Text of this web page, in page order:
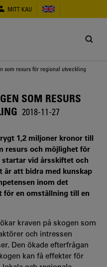
MITT KAU
som resurs för regional utveckling
SOM RESURS
2018-11-27
1,2 miljoner kronor till
resurs och möjlighet för
vid årsskiftet och
är att bidra med kunskap
inom det
för en omställning till en
kraven på skogen som
och intressen
Den ökade efterfrågan
kan få effekter för